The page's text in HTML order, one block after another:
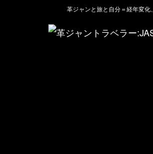
革ジャンと旅と自分＝経年変化、